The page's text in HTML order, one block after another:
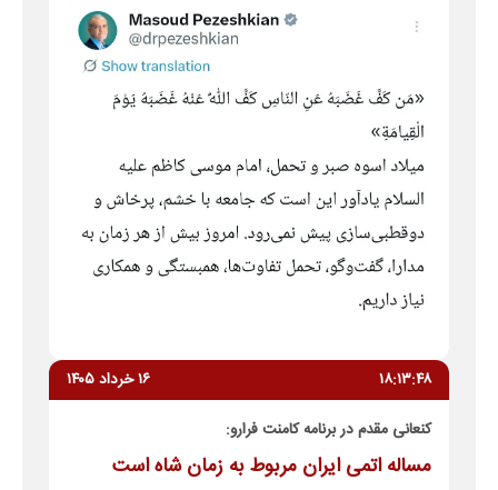
۱۸:۱۳:۴۸ ۱۶ خرداد ۱۴۰۵
کنعانی مقدم در برنامه کامنت فرارو:
مساله اتمی ایران مربوط به زمان شاه است